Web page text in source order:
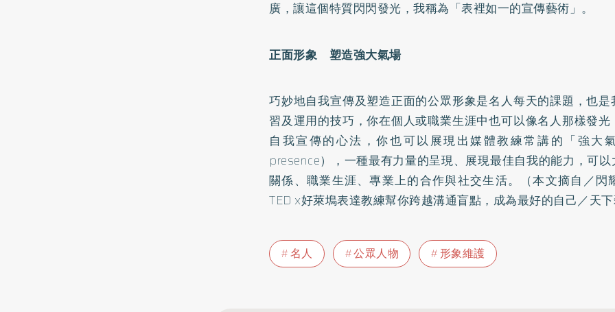
廣，讓這個特質閃閃發光，我稱為「表裡如一的宣傳藝術」。
正面形象 塑造強大氣場
巧妙地自我宣傳及塑造正面的公眾形象是名人每天的課題，也
習及運用的技巧，你在個人或職業生涯中也可以像名人那樣發
自我宣傳的心法，你也可以展現出媒體教練常講的「強大
presence），一種最有力量的呈現、展現最佳自我的能力，可
關係、職業生涯、專業上的合作與社交生活。（本文摘自／閃
TED x好萊塢表達教練幫你跨越溝通盲點，成為最好的自己／天
名人 公眾人物 形象維護